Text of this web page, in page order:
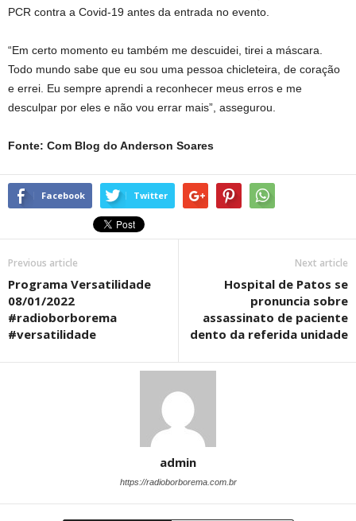
PCR contra a Covid-19 antes da entrada no evento.
“Em certo momento eu também me descuidei, tirei a máscara.
Todo mundo sabe que eu sou uma pessoa chicleteira, de coração
e errei. Eu sempre aprendi a reconhecer meus erros e me
desculpar por eles e não vou errar mais”, assegurou.
Fonte: Com Blog do Anderson Soares
Facebook Twitter
Previous article
Programa Versatilidade
08/01/2022
#radioborborema
#versatilidade
Next article
Hospital de Patos se
pronuncia sobre
assassinato de paciente
dento da referida unidade
admin
https://radioborborema.com.br